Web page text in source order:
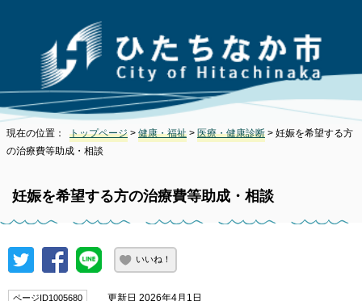
現在の位置： トップページ > 健康・福祉 > 医療・健康診断 > 妊娠を希望する方
の治療費等助成・相談
妊娠を希望する方の治療費等助成・相談
いいね！
ページID1005680 更新日 2026年4月1日